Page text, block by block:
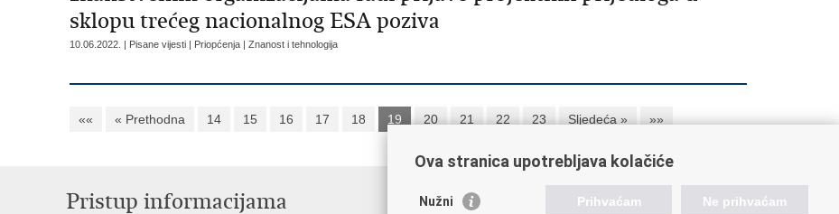
sklopu trećeg nacionalnog ESA poziva
10.06.2022. | Pisane vijesti | Priopćenja | Znanost i tehnologija
«« « Prethodna 14 15 16 17 18 19 20 21 22 23 Sljedeća » »»
Pristup informacijama Korisne poveznice
Ova stranica upotrebljava kolačiće
Nužni Prihvaćam Ne prihvaćam